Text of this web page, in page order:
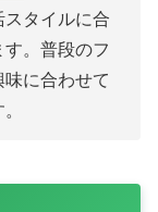
タイルに合
。普段のフ
に合わせて